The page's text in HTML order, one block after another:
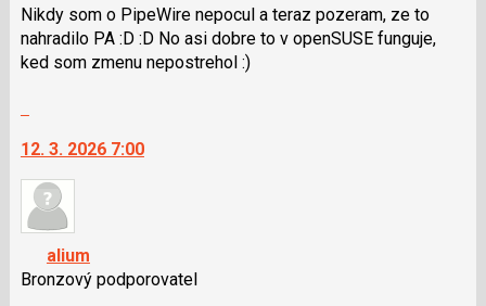
použít
i
klávesy
a
P
pro
předchozí
nový
názor
Nikdy som o PipeWire nepocul a teraz pozeram, ze to
nahradilo PA :D :D No asi dobre to v openSUSE funguje,
ked som zmenu nepostrehol :)
další
nový
názor.
navigaci
lze
použít
12. 3. 2026 7:00
alium
Bronzový podporovatel